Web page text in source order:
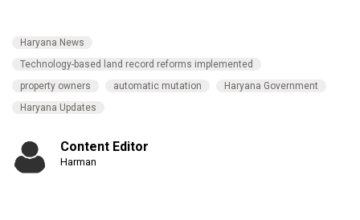
Haryana News
Technology-based land record reforms implemented
property owners
automatic mutation
Haryana Government
Haryana Updates
Content Editor
Harman